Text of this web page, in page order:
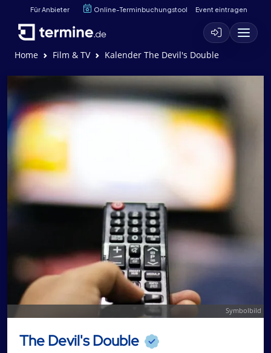
Für Anbieter Online-Terminbuchungstool Event eintragen
Home Film & TV Kalender The Devil's Double
Symbolbild
The Devil's Double